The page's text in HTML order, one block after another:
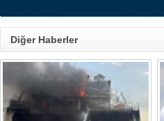
Diğer Haberler